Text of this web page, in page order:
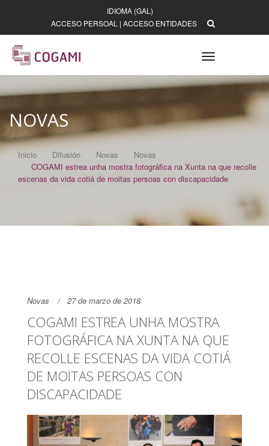
IDIOMA (GAL)
ACCESO PERSOAL | ACCESO ENTIDADES
Toggle
navigation
NOVAS
Inicio Difusión Novas
Novas
COGAMI estrea unha mostra fotográfica na Xunta na que recolle
escenas da vida cotiá de moitas persoas con discapacidade
Novas 27 de marzo de 2018
COGAMI ESTREA UNHA MOSTRA
FOTOGRÁFICA NA XUNTA NA QUE
RECOLLE ESCENAS DA VIDA COTIÁ
DE MOITAS PERSOAS CON
DISCAPACIDADE